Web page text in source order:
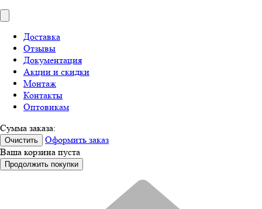
Доставка
Отзывы
Документация
Акции и скидки
Монтаж
Контакты
Оптовикам
Сумма заказа:
Очистить
Оформить заказ
Ваша корзина пуста
Продолжить покупки